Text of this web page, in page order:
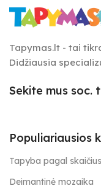
Tapymas.lt - tai
Didžiausia
Sekite mus soc.
Populiariausios
Tapyba pagal skaičius
Deimantinė mozaika